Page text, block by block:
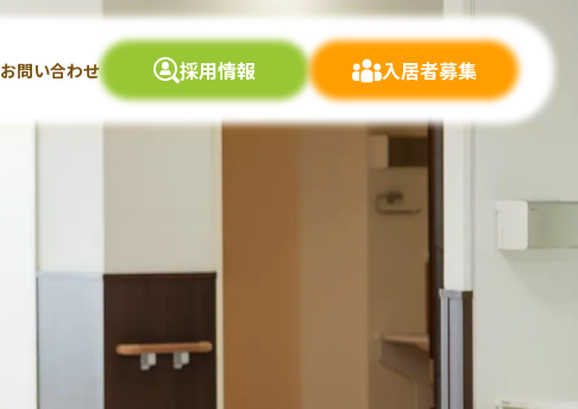
お問い合わせ 採用情報 入居者募集